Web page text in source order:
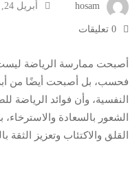
أبريل 24, 2024
0 تعليقات
أصبحت ممارسة الرياضة ليست
فحسب، بل أصبحت أيضًا من أبرز
النفسية، وأن فوائد
الشعور بالسعادة
القلق والاكتئاب وتعزيز الثقة